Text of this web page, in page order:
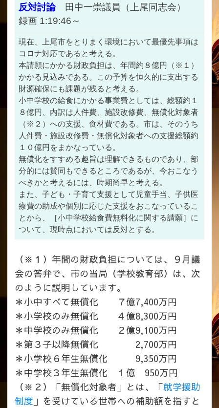
反対討論 田中一崇議員（上尾同志会）
録画 1:19:46～
現在、上尾市をとりまく環境において最優先事項は
コロナ対応であると考える。
本請願にかかる財政負担は、年間約８億円（※１）
かかる見込みである。この予算を恒久的に支出する
財源確保にも課題が残ると考える。
小中学校の給食にかかる事業費としては、総額約１
８億円、内訳は人件費、施設改修費、無償化対象者
（※２）への支援、食材費である。市は、そのうち
人件費・施設改修費・無償化対象者への支援総額約
１０億円をまかなっている。
無償化をすすめる趣旨は理解できるものであり、部
分的には賛同もできるところであるが、今おこなう
べきかと考えるには、時期尚早と考える。
また、子ども・子育て支援として児童手当、子供医
療費の助成や個別に応じた支援をおこなっているこ
とから、［小中学校給食費無料化に関する請願］に
ついて、現時点においては反対とする。
（※１）年間の財政負担については、９月議
会の答弁で、市の当局（学校教育部）は、次
のように説明しています。
＊小中すべて無償化 ７億7,400万円
＊小学校のみ無償化 ４億8,300万円
＊中学校のみ無償化 ２億9,100万円
＊第３子以降無償化 2,700万円
＊小学校６年生無償化 9,350万円
＊中学校３年生無償化 １億 950万円
（※２）「無償化対象者」とは、「就学援助
制度 」を受けている世帯への補助額を指すと